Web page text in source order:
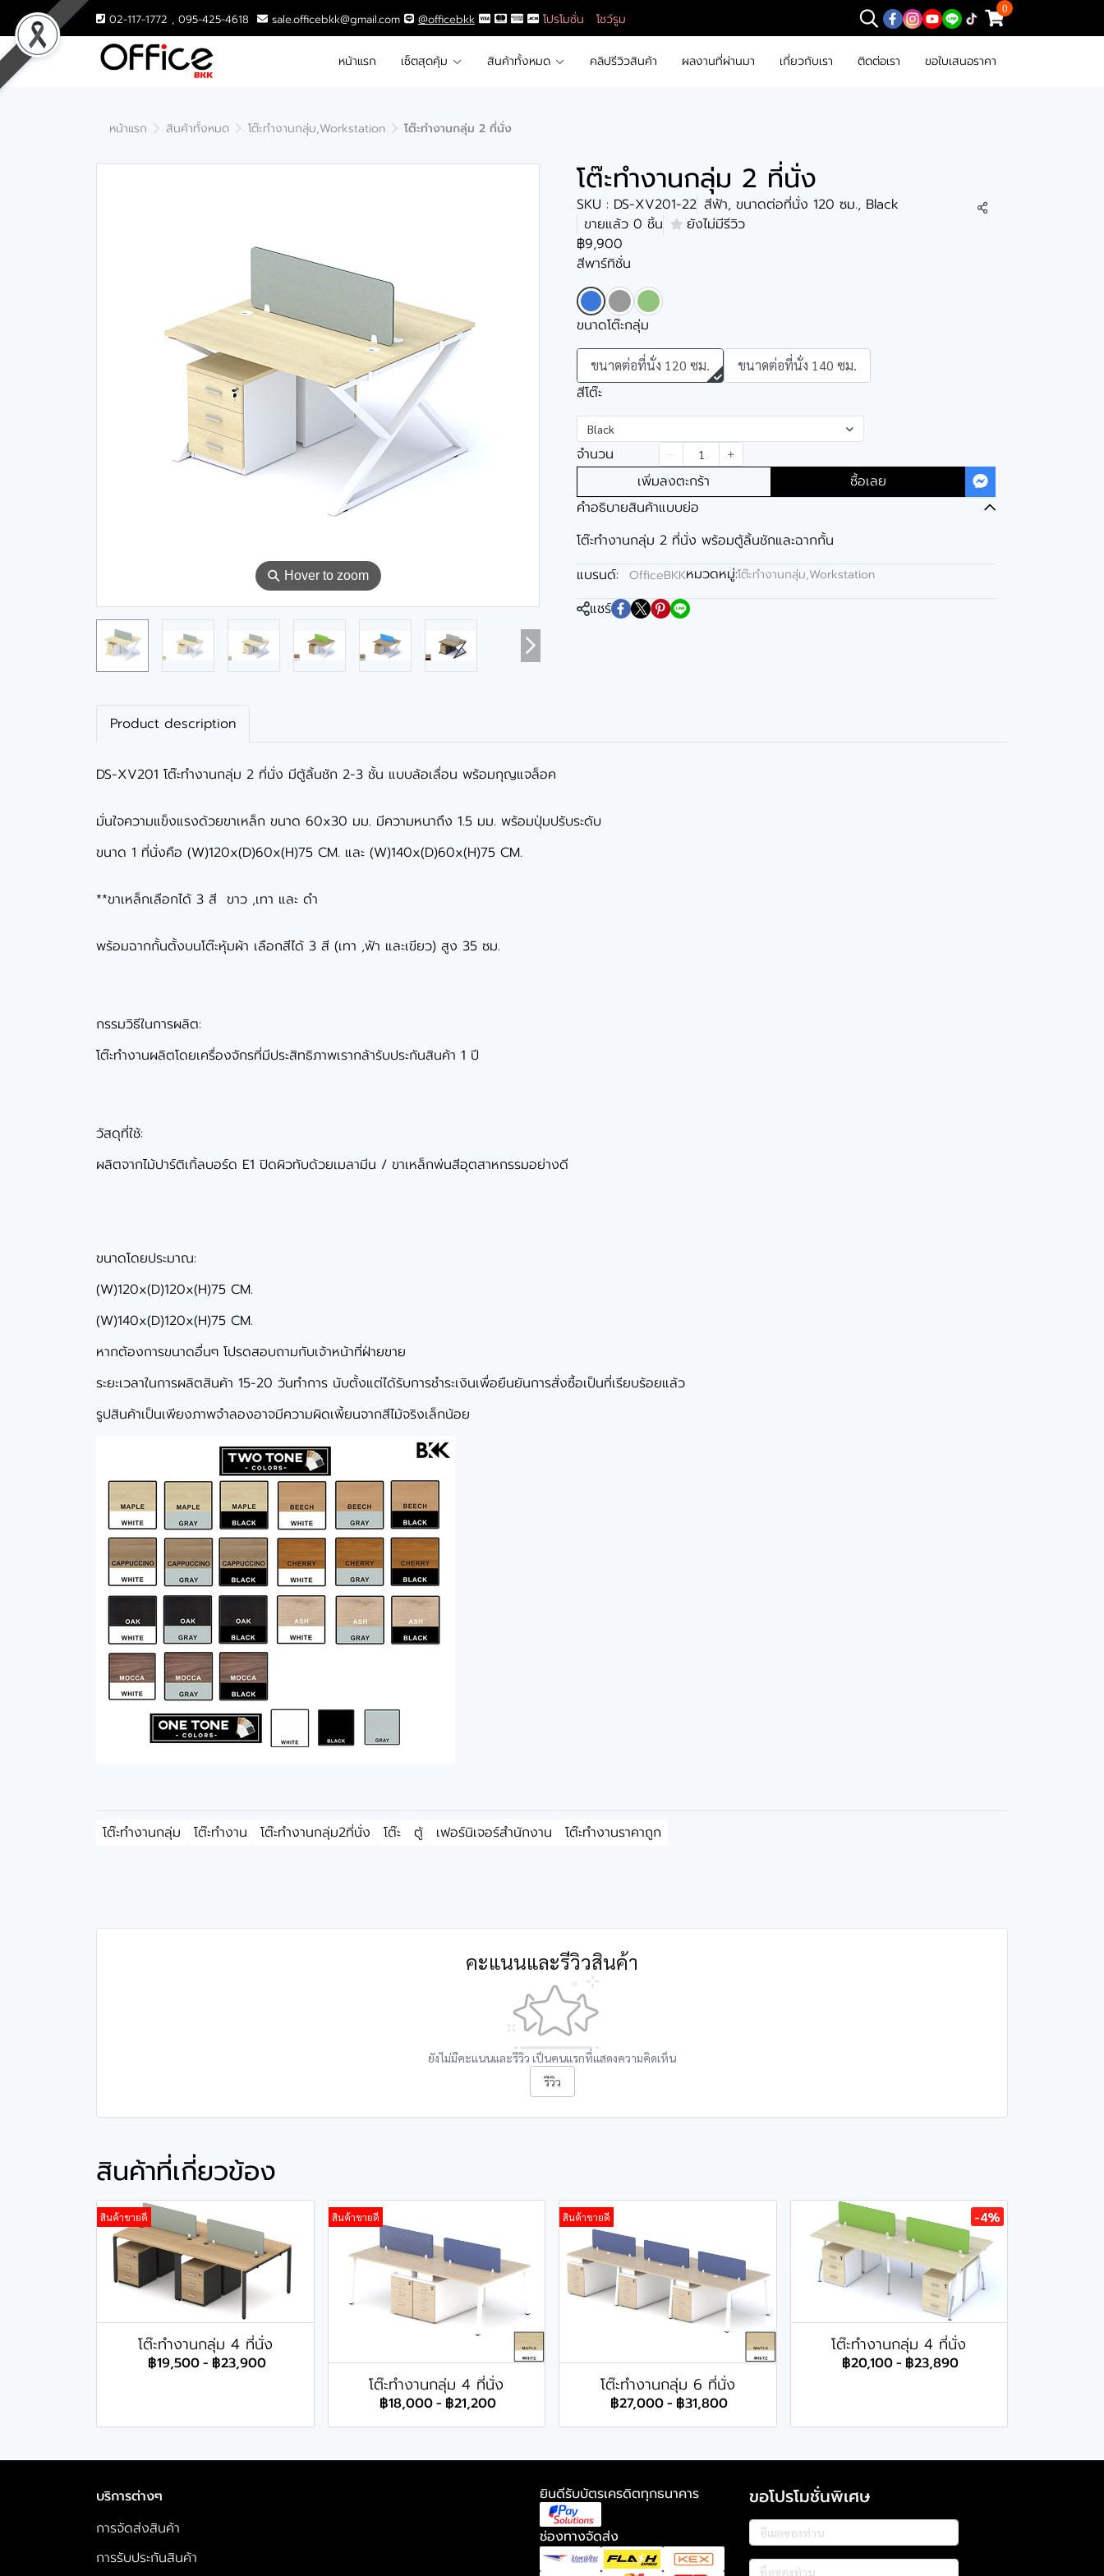
02-117-1772 , 095-425-4618 sale.officebkk@gmail.com @officebkk โปรโมชั่น โชว์รูม
0
หน้าแรก เซ็ตสุดคุ้ม สินค้าทั้งหมด คลิปรีวิวสินค้า ผลงานที่ผ่านมา เกี่ยวกับเรา ติดต่อเรา ขอใบเสนอราคา
หน้าแรก สินค้าทั้งหมด โต๊ะทำงานกลุ่ม,Workstation โต๊ะทำงานกลุ่ม 2 ที่นั่ง
⚲ Hover to zoom
โต๊ะทำงานกลุ่ม 2 ที่นั่ง
SKU : DS-XV201-22 สีฟ้า, ขนาดต่อที่นั่ง 120 ซม., Black
ขายแล้ว 0 ชิ้น
ยังไม่มีรีวิว
แชร์
฿9,900
สีพาร์ทิชั่น
ขนาดโต๊ะกลุ่ม
ขนาดต่อที่นั่ง 120 ซม. ขนาดต่อที่นั่ง 140 ซม.
สีโต๊ะ
Black
จำนวน
เพิ่มลงตะกร้า
ซื้อเลย
คำอธิบายสินค้าแบบย่อ
โต๊ะทำงานกลุ่ม 2 ที่นั่ง พร้อมตู้ลิ้นชักและฉากกั้น
แบรนด์:
OfficeBKKหมวดหมู่:โต๊ะทำงานกลุ่ม,Workstation
แชร์
Product description
DS-XV201 โต๊ะทำงานกลุ่ม 2 ที่นั่ง มีตู้ลิ้นชัก 2-3 ชั้น แบบล้อเลื่อน พร้อมกุญแจล็อค
มั่นใจความแข็งแรงด้วยขาเหล็ก ขนาด 60x30 มม. มีความหนาถึง 1.5 มม. พร้อมปุ่มปรับระดับ
ขนาด 1 ที่นั่งคือ (W)120x(D)60x(H)75 CM. และ (W)140x(D)60x(H)75 CM.
**ขาเหล็กเลือกได้ 3 สี ขาว ,เทา และ ดำ
พร้อมฉากกั้นตั้งบนโต๊ะหุ้มผ้า เลือกสีได้ 3 สี (เทา ,ฟ้า และเขียว) สูง 35 ซม.
กรรมวิธีในการผลิต:
โต๊ะทำงานผลิตโดยเครื่องจักรที่มีประสิทธิภาพเรากล้ารับประกันสินค้า 1 ปี
วัสดุที่ใช้:
ผลิตจากไม้ปาร์ติเกิ้ลบอร์ด E1 ปิดผิวทับด้วยเมลามีน / ขาเหล็กพ่นสีอุตสาหกรรมอย่างดี
ขนาดโดยประมาณ:
(W)120x(D)120x(H)75 CM.
(W)140x(D)120x(H)75 CM.
หากต้องการขนาดอื่นๆ โปรดสอบถามกับเจ้าหน้าที่ฝ่ายขาย
ระยะเวลาในการผลิตสินค้า 15-20 วันทำการ นับตั้งแต่ได้รับการชำระเงินเพื่อยืนยันการสั่งซื้อเป็นที่เรียบร้อยแล้ว
รูปสินค้าเป็นเพียงภาพจำลองอาจมีความผิดเพี้ยนจากสีไม้จริงเล็กน้อย
โต๊ะทำงานกลุ่ม โต๊ะทำงาน โต๊ะทำงานกลุ่ม2ที่นั่ง โต๊ะ ตู้ เฟอร์นิเจอร์สำนักงาน โต๊ะทำงานราคาถูก
คะแนนและรีวิวสินค้า
ยังไม่มีคะแนนและรีวิว เป็นคนแรกที่แสดงความคิดเห็น
รีวิว
สินค้าที่เกี่ยวข้อง
สินค้าขายดี
โต๊ะทำงานกลุ่ม 4 ที่นั่ง
฿19,500- ฿23,900
สินค้าขายดี
โต๊ะทำงานกลุ่ม 4 ที่นั่ง
฿18,000- ฿21,200
สินค้าขายดี
โต๊ะทำงานกลุ่ม 6 ที่นั่ง
฿27,000- ฿31,800
-4%
โต๊ะทำงานกลุ่ม 4 ที่นั่ง
฿20,100- ฿23,890
บริการต่างๆ
การจัดส่งสินค้า
การรับประกันสินค้า
ยินดีรับบัตรเครดิตทุกธนาคาร
ช่องทางจัดส่ง
ขอโปรโมชั่นพิเศษ